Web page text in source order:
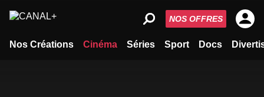
Nos Créations Cinéma Séries Sport Docs
NOS OFFRES